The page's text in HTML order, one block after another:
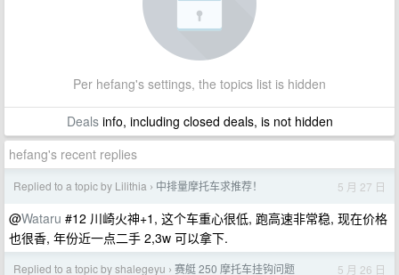
Per hefang's settings, the topics list is hidden
Dealsinfo, including closed deals, is not hidden
hefang's recent replies
Replied to a topic by Lilithia › 中排量摩托车求推荐！ 5 月 27 日
@Wataru #12 川崎火神+1, 这个车重心很低, 跑高速非常稳, 现在价格
也很香, 年份近一点二手 2,3w 可以拿下.
Replied to a topic by shalegeyu › 赛艇 250 摩托车挂钩问题 5 月 26 日